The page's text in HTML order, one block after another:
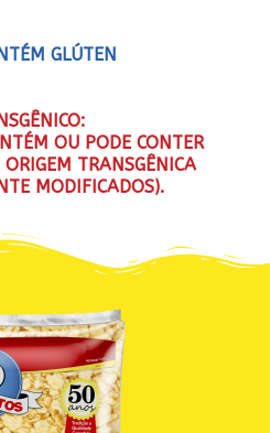
GLÚTEN
OU PODE CONTER
TRANSGÊNICA
MODIFICADOS).